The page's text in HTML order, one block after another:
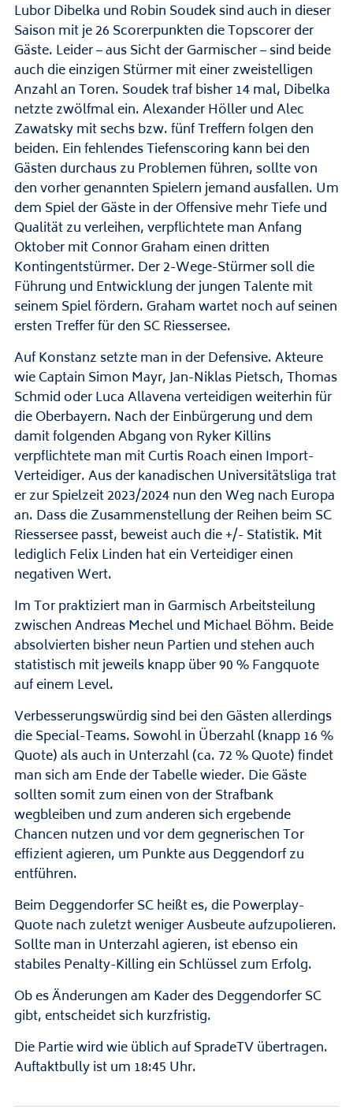
Lubor Dibelka und Robin Soudek sind auch in dieser
Saison mit je 26 Scorerpunkten die Topscorer der
Gäste. Leider – aus Sicht der Garmischer – sind beide
auch die einzigen Stürmer mit einer zweistelligen
Anzahl an Toren. Soudek traf bisher 14 mal, Dibelka
netzte zwölfmal ein. Alexander Höller und Alec
Zawatsky mit sechs bzw. fünf Treffern folgen den
beiden. Ein fehlendes Tiefenscoring kann bei den
Gästen durchaus zu Problemen führen, sollte von
den vorher genannten Spielern jemand ausfallen. Um
dem Spiel der Gäste in der Offensive mehr Tiefe und
Qualität zu verleihen, verpflichtete man Anfang
Oktober mit Connor Graham einen dritten
Kontingentstürmer. Der 2-Wege-Stürmer soll die
Führung und Entwicklung der jungen Talente mit
seinem Spiel fördern. Graham wartet noch auf seinen
ersten Treffer für den SC Riessersee.
Auf Konstanz setzte man in der Defensive. Akteure
wie Captain Simon Mayr, Jan-Niklas Pietsch, Thomas
Schmid oder Luca Allavena verteidigen weiterhin für
die Oberbayern. Nach der Einbürgerung und dem
damit folgenden Abgang von Ryker Killins
verpflichtete man mit Curtis Roach einen Import-
Verteidiger. Aus der kanadischen Universitätsliga trat
er zur Spielzeit 2023/2024 nun den Weg nach Europa
an. Dass die Zusammenstellung der Reihen beim SC
Riessersee passt, beweist auch die +/- Statistik. Mit
lediglich Felix Linden hat ein Verteidiger einen
negativen Wert.
Im Tor praktiziert man in Garmisch Arbeitsteilung
zwischen Andreas Mechel und Michael Böhm. Beide
absolvierten bisher neun Partien und stehen auch
statistisch mit jeweils knapp über 90 % Fangquote
auf einem Level.
Verbesserungswürdig sind bei den Gästen allerdings
die Special-Teams. Sowohl in Überzahl (knapp 16 %
Quote) als auch in Unterzahl (ca. 72 % Quote) findet
man sich am Ende der Tabelle wieder. Die Gäste
sollten somit zum einen von der Strafbank
wegbleiben und zum anderen sich ergebende
Chancen nutzen und vor dem gegnerischen Tor
effizient agieren, um Punkte aus Deggendorf zu
entführen.
Beim Deggendorfer SC heißt es, die Powerplay-
Quote nach zuletzt weniger Ausbeute aufzupolieren.
Sollte man in Unterzahl agieren, ist ebenso ein
stabiles Penalty-Killing ein Schlüssel zum Erfolg.
Ob es Änderungen am Kader des Deggendorfer SC
gibt, entscheidet sich kurzfristig.
Die Partie wird wie üblich auf SpradeTV übertragen.
Auftaktbully ist um 18:45 Uhr.